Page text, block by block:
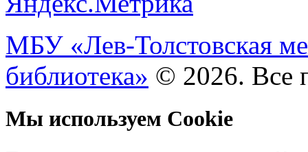
МБУ «Лев-Толстовская
библиотека» © 2026. Все
Мы используем Cookie